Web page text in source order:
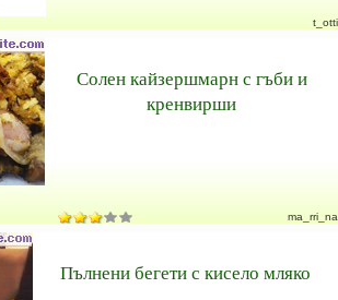
t_otti
Солен кайзершмарн с гъби и
кренвирши
ma_rri_na
Пълнени бегети с кисело мляко